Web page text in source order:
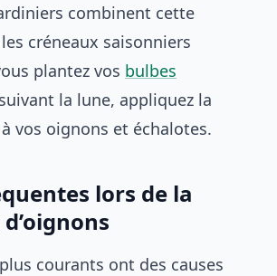
combinent cette
créneaux saisonniers
plantez vos bulbes
la lune, appliquez la
vos oignons et échalotes.
lors de la
courants ont des causes